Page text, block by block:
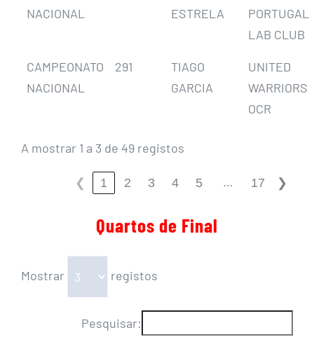
NACIONAL ESTRELA
PORTUGAL
LAB CLUB
CAMPEONATO
NACIONAL
291
TIAGO
GARCIA
UNITED
WARRIORS
OCR
A mostrar 1 a 3 de 49 registos
❮ 1 2 3 4 5 … 17 ❯
Quartos de Final
Mostrar registos
Pesquisar: